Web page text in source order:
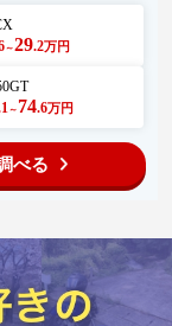
～29.2万円
～ 74.6万円
べる